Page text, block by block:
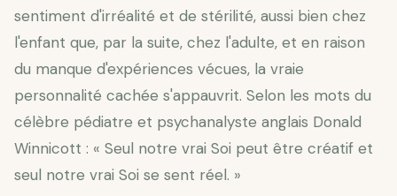
sentiment d'irréalité et de stérilité, aussi bien chez
l'enfant que, par la suite, chez l'adulte, et en raison
du manque d'expériences vécues, la vraie
personnalité cachée s'appauvrit. Selon les mots du
célèbre pédiatre et psychanalyste anglais Donald
Winnicott : « Seul notre vrai Soi peut être créatif et
seul notre vrai Soi se sent réel. »